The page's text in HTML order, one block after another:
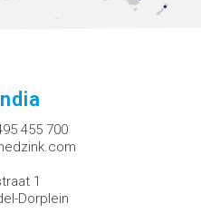
455 700
1
Dorplein